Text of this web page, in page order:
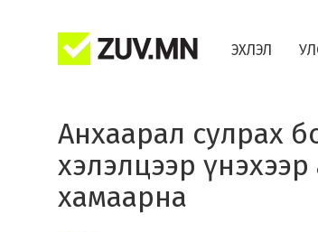
ЭХЛЭЛ
Анхаарал сулрах
хэлэлцээр
хамаарна